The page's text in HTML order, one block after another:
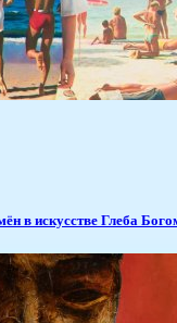
в искусстве Глеба